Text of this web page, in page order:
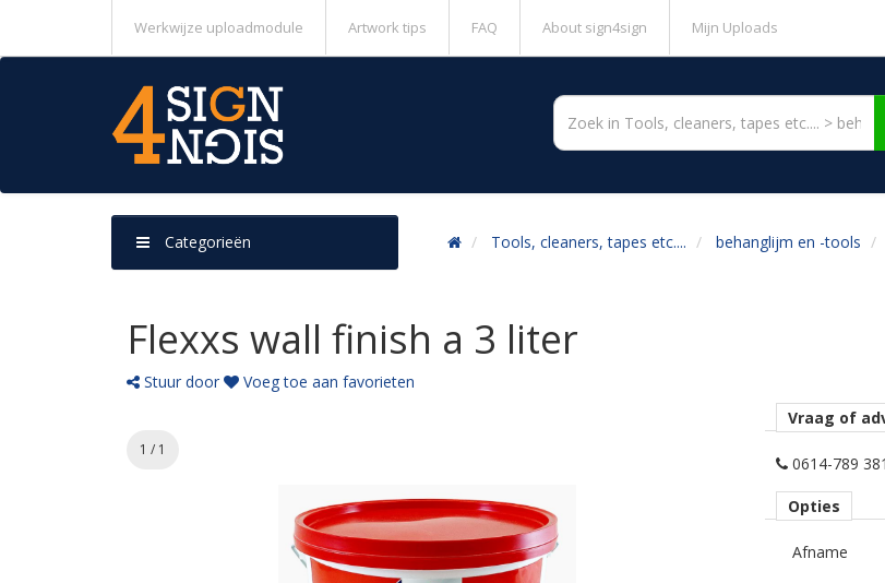
Werkwijze uploadmodule Artwork tips FAQ About sign4sign Mijn Uploads
Tools, cleaners, tapes etc.... behanglijm en -tools
Categorieën
Flexxs wall finish a 3 liter
Stuur door Voeg toe aan favorieten
1 / 1
Vraag of
0614-789 381
Opties
Afname